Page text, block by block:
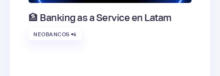
🏦 Banking as a Service en Latam
NEOBANCOS 📲